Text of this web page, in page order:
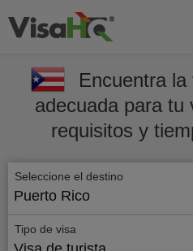
Encuentra
adecuada para tu
requisitos y
Seleccione el destino
Puerto Rico
Tipo de visa